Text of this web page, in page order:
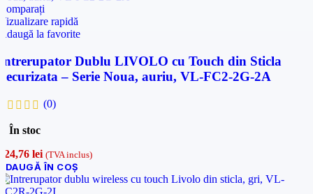
rapidă
la favorite
Dublu LIVOLO cu Touch din Sticla
– Serie Noua, auriu, VL-FC2-2G-2A
(0)
În stoc
lei (TVA inclus)
ÎN COȘ